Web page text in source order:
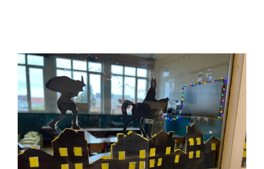
Vol verwachting
wachten we…